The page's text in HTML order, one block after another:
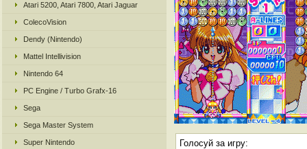
Atari 5200, Atari 7800, Atari Jaguar
ColecoVision
Dendy (Nintendo)
Mattel Intellivision
Nintendo 64
PC Engine / Turbo Grafx-16
Sega
Sega Master System
Super Nintendo Голосуй за игру: